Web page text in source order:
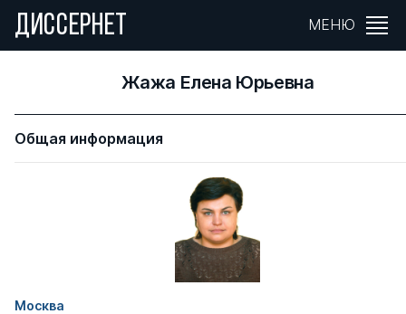
ДИССЕРНЕТ МЕНЮ
Жажа Елена Юрьевна
Общая информация
Москва